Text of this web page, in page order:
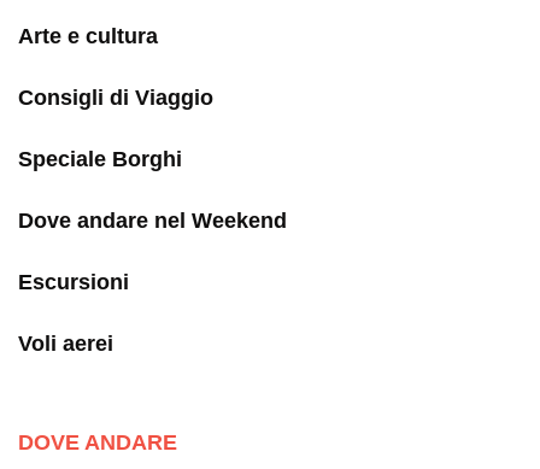
Arte e cultura
Consigli di Viaggio
Speciale Borghi
Dove andare nel Weekend
Escursioni
Voli aerei
DOVE ANDARE